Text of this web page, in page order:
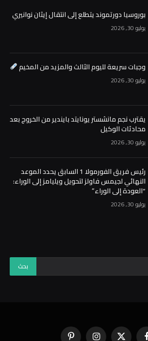
بوروسيا دورتموند يتطلع إلى انتقال إيثان نوانيري
يوليو 30, 2026
وجبات سريعة لليوم الثالث والمزيد من المخيم
يوليو 30, 2026
يقترب نجم مانشستر يونايتد بايندير من الخروج بعد
محادثات الوكيل
يوليو 30, 2026
رئيس فريق الفورمولا 1 السابق يحدد الموعد
النهائي لجيمس فاولز لتحويل ويليامز إلى الوراء:
“العودة إلى الوراء”
يوليو 30, 2026